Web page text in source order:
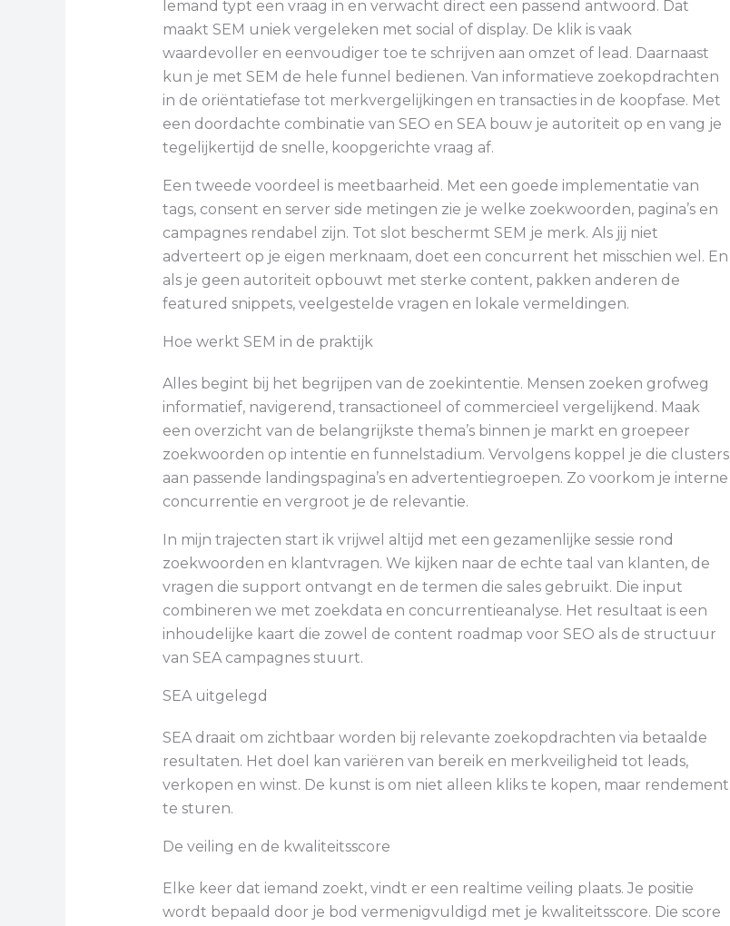
Iemand typt een vraag in en verwacht direct een passend antwoord. Dat
maakt SEM uniek vergeleken met social of display. De klik is vaak
waardevoller en eenvoudiger toe te schrijven aan omzet of lead. Daarnaast
kun je met SEM de hele funnel bedienen. Van informatieve zoekopdrachten
in de oriëntatiefase tot merkvergelijkingen en transacties in de koopfase. Met
een doordachte combinatie van SEO en SEA bouw je autoriteit op en vang je
tegelijkertijd de snelle, koopgerichte vraag af.
Een tweede voordeel is meetbaarheid. Met een goede implementatie van
tags, consent en server side metingen zie je welke zoekwoorden, pagina’s en
campagnes rendabel zijn. Tot slot beschermt SEM je merk. Als jij niet
adverteert op je eigen merknaam, doet een concurrent het misschien wel. En
als je geen autoriteit opbouwt met sterke content, pakken anderen de
featured snippets, veelgestelde vragen en lokale vermeldingen.
Hoe werkt SEM in de praktijk
Alles begint bij het begrijpen van de zoekintentie. Mensen zoeken grofweg
informatief, navigerend, transactioneel of commercieel vergelijkend. Maak
een overzicht van de belangrijkste thema’s binnen je markt en groepeer
zoekwoorden op intentie en funnelstadium. Vervolgens koppel je die clusters
aan passende landingspagina’s en advertentiegroepen. Zo voorkom je interne
concurrentie en vergroot je de relevantie.
In mijn trajecten start ik vrijwel altijd met een gezamenlijke sessie rond
zoekwoorden en klantvragen. We kijken naar de echte taal van klanten, de
vragen die support ontvangt en de termen die sales gebruikt. Die input
combineren we met zoekdata en concurrentieanalyse. Het resultaat is een
inhoudelijke kaart die zowel de content roadmap voor SEO als de structuur
van SEA campagnes stuurt.
SEA uitgelegd
SEA draait om zichtbaar worden bij relevante zoekopdrachten via betaalde
resultaten. Het doel kan variëren van bereik en merkveiligheid tot leads,
verkopen en winst. De kunst is om niet alleen kliks te kopen, maar rendement
te sturen.
De veiling en de kwaliteitsscore
Elke keer dat iemand zoekt, vindt er een realtime veiling plaats. Je positie
wordt bepaald door je bod vermenigvuldigd met je kwaliteitsscore. Die score